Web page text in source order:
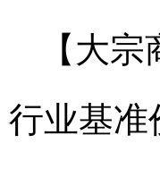
【大
行业基准